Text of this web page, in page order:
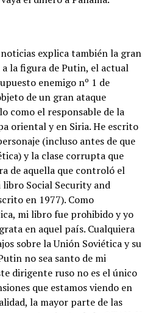
explica también la gran
a la figura de Putin, el actual
enemigo nº 1 de
de un gran ataque
como el responsable de la
oriental y en Siria. He escrito
(incluso antes de que
y la clase corrupta que
de aquella que controló el
Social Security and
en 1977). Como
mi libro fue prohibido y yo
en aquel país. Cualquiera
sobre la Unión Soviética y su
no sea santo de mi
dirigente ruso no es el único
que estamos viendo en
la mayor parte de las